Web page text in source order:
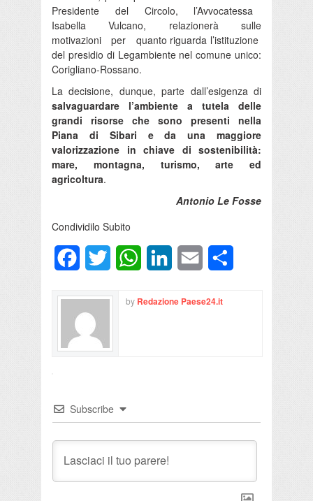
Presidente del Circolo, l’Avvocatessa
Isabella Vulcano, relazionerà sulle
motivazioni per quanto riguarda l’istituzione
del presidio di Legambiente nel comune unico:
Corigliano-Rossano.
La decisione, dunque, parte dall’esigenza di
salvaguardare l’ambiente a tutela delle
grandi risorse che sono presenti nella
Piana di Sibari e da una maggiore
valorizzazione in chiave di sostenibilità:
mare, montagna, turismo, arte ed
agricoltura.
Antonio Le Fosse
Condividilo Subito
FacebookTwitter WhatsAppLinkedInEmail
by Redazione Paese24.it
Subscribe